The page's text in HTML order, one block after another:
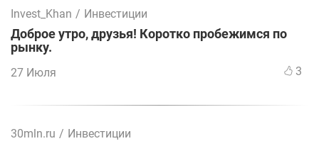
Invest_Khan / Инвестиции
Доброе утро, друзья! Коротко пробежимся по
рынку.
27 Июля 3
30mln.ru / Инвестиции